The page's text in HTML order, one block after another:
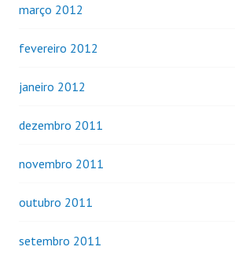
março 2012
fevereiro 2012
janeiro 2012
dezembro 2011
novembro 2011
outubro 2011
setembro 2011